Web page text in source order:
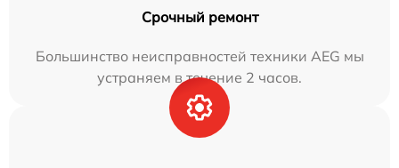
Срочный ремонт
Большинство неисправностей техники AEG мы
устраняем в течение 2 часов.